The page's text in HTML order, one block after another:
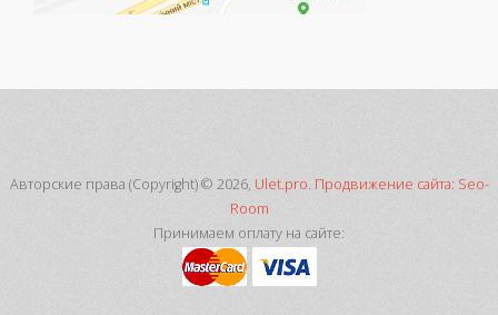
Авторские права (Copyright) © 2026, Ulet.pro. Продвижение сайта: Seo-
Room
Принимаем оплату на сайте: